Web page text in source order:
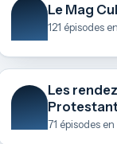
Le Mag
Les